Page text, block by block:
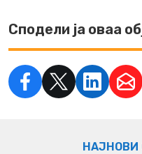
Сподели ја оваа